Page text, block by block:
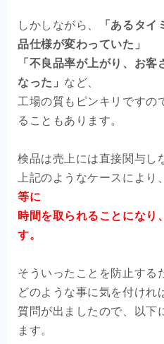
しかしながら、
「あるタ
品仕様が変わっていた」
「不良品率が上がり、お客
なった」 など、
工場の質もピンキリですの
ることもあります。
検品は売上には直接関与し
上記のようなケースにより
等に
時間を取られることになり
す。
そういったことを防止する
どのような事に気を付けれ
質問が出ましたので、以下
ます。